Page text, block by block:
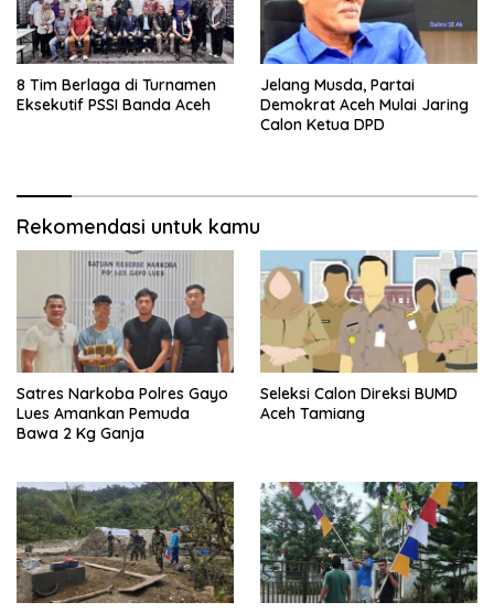
8 Tim Berlaga di Turnamen
Eksekutif PSSI Banda Aceh
Jelang Musda, Partai
Demokrat Aceh Mulai Jaring
Calon Ketua DPD
Rekomendasi untuk kamu
Satres Narkoba Polres Gayo
Lues Amankan Pemuda
Bawa 2 Kg Ganja
Seleksi Calon Direksi BUMD
Aceh Tamiang